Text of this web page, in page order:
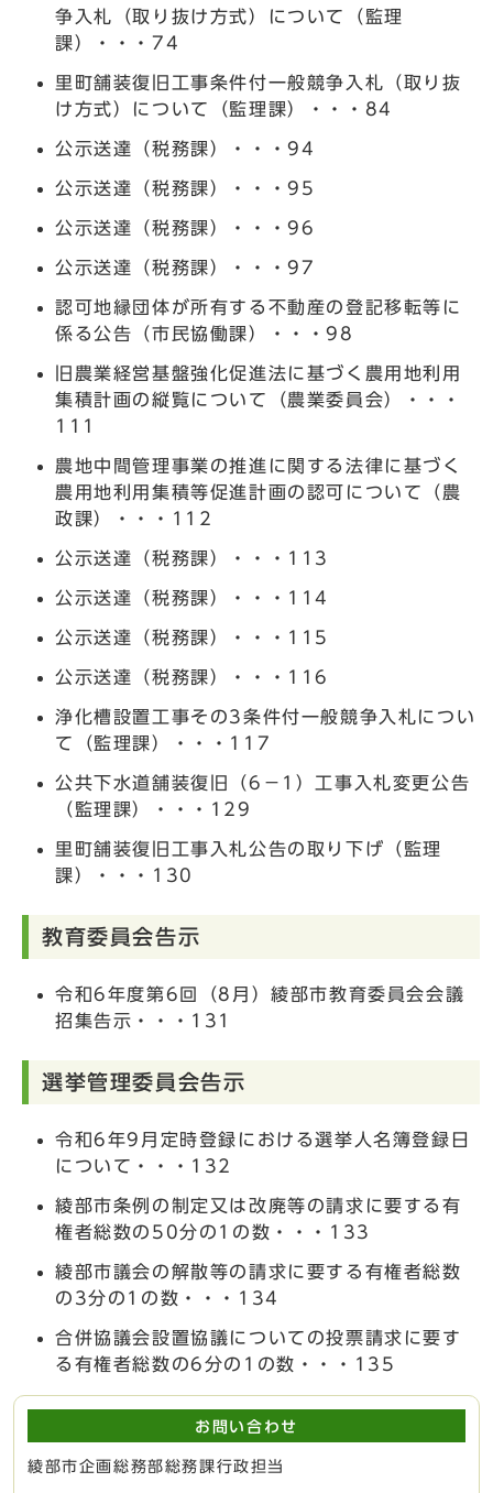
争入札（取り抜け方式）について（監理
課）・・・74
里町舗装復旧工事条件付一般競争入札（取り抜
け方式）について（監理課）・・・84
公示送達（税務課）・・・94
公示送達（税務課）・・・95
公示送達（税務課）・・・96
公示送達（税務課）・・・97
認可地縁団体が所有する不動産の登記移転等に
係る公告（市民協働課）・・・98
旧農業経営基盤強化促進法に基づく農用地利用
集積計画の縦覧について（農業委員会）・・・
111
農地中間管理事業の推進に関する法律に基づく
農用地利用集積等促進計画の認可について（農
政課）・・・112
公示送達（税務課）・・・113
公示送達（税務課）・・・114
公示送達（税務課）・・・115
公示送達（税務課）・・・116
浄化槽設置工事その3条件付一般競争入札につい
て（監理課）・・・117
公共下水道舗装復旧（6－1）工事入札変更公告
（監理課）・・・129
里町舗装復旧工事入札公告の取り下げ（監理
課）・・・130
教育委員会告示
令和6年度第6回（8月）綾部市教育委員会会議
招集告示・・・131
選挙管理委員会告示
令和6年9月定時登録における選挙人名簿登録日
について・・・132
綾部市条例の制定又は改廃等の請求に要する有
権者総数の50分の1の数・・・133
綾部市議会の解散等の請求に要する有権者総数
の3分の1の数・・・134
合併協議会設置協議についての投票請求に要す
る有権者総数の6分の1の数・・・135
お問い合わせ
綾部市企画総務部総務課行政担当